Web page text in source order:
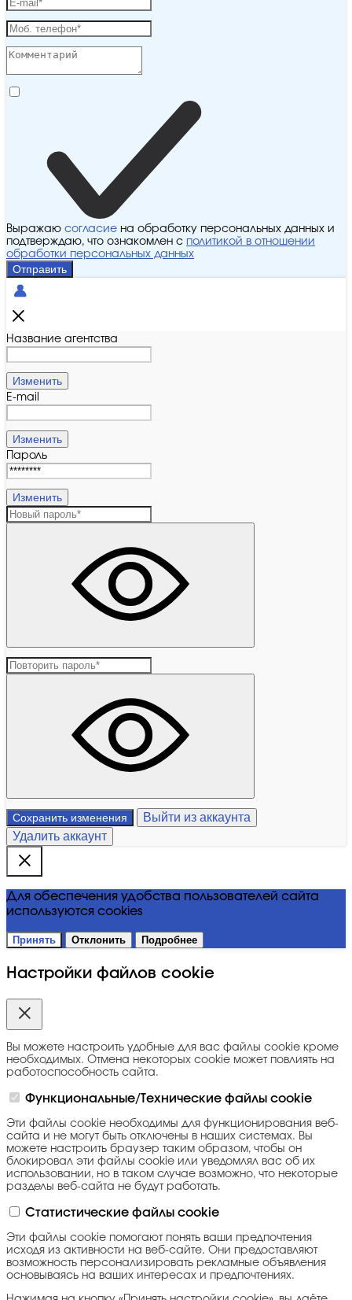
Выражаю согласие на обработку персональных данных и
подтверждаю, что ознакомлен с политикой в отношении
обработки персональных данных
Отправить
Название агентства
Изменить
E-mail
Изменить
Пароль
Изменить
Сохранить изменения
Выйти из аккаунта
Удалить аккаунт
Для обеспечения удобства пользователей сайта
используются cookies
Принять Отклонить Подробнее
Настройки файлов cookie
Вы можете настроить удобные для вас файлы cookie кроме
необходимых. Отмена некоторых cookie может повлиять на
работоспособность сайта.
Функциональные/Технические файлы cookie
Эти файлы cookie необходимы для функционирования веб-
сайта и не могут быть отключены в наших системах. Вы
можете настроить браузер таким образом, чтобы он
блокировал эти файлы cookie или уведомлял вас об их
использовании, но в таком случае возможно, что некоторые
разделы веб-сайта не будут работать.
Статистические файлы cookie
Эти файлы cookie помогают понять ваши предпочтения
исходя из активности на веб-сайте. Они предоставляют
возможность персонализировать рекламные объявления
основываясь на ваших интересах и предпочтениях.